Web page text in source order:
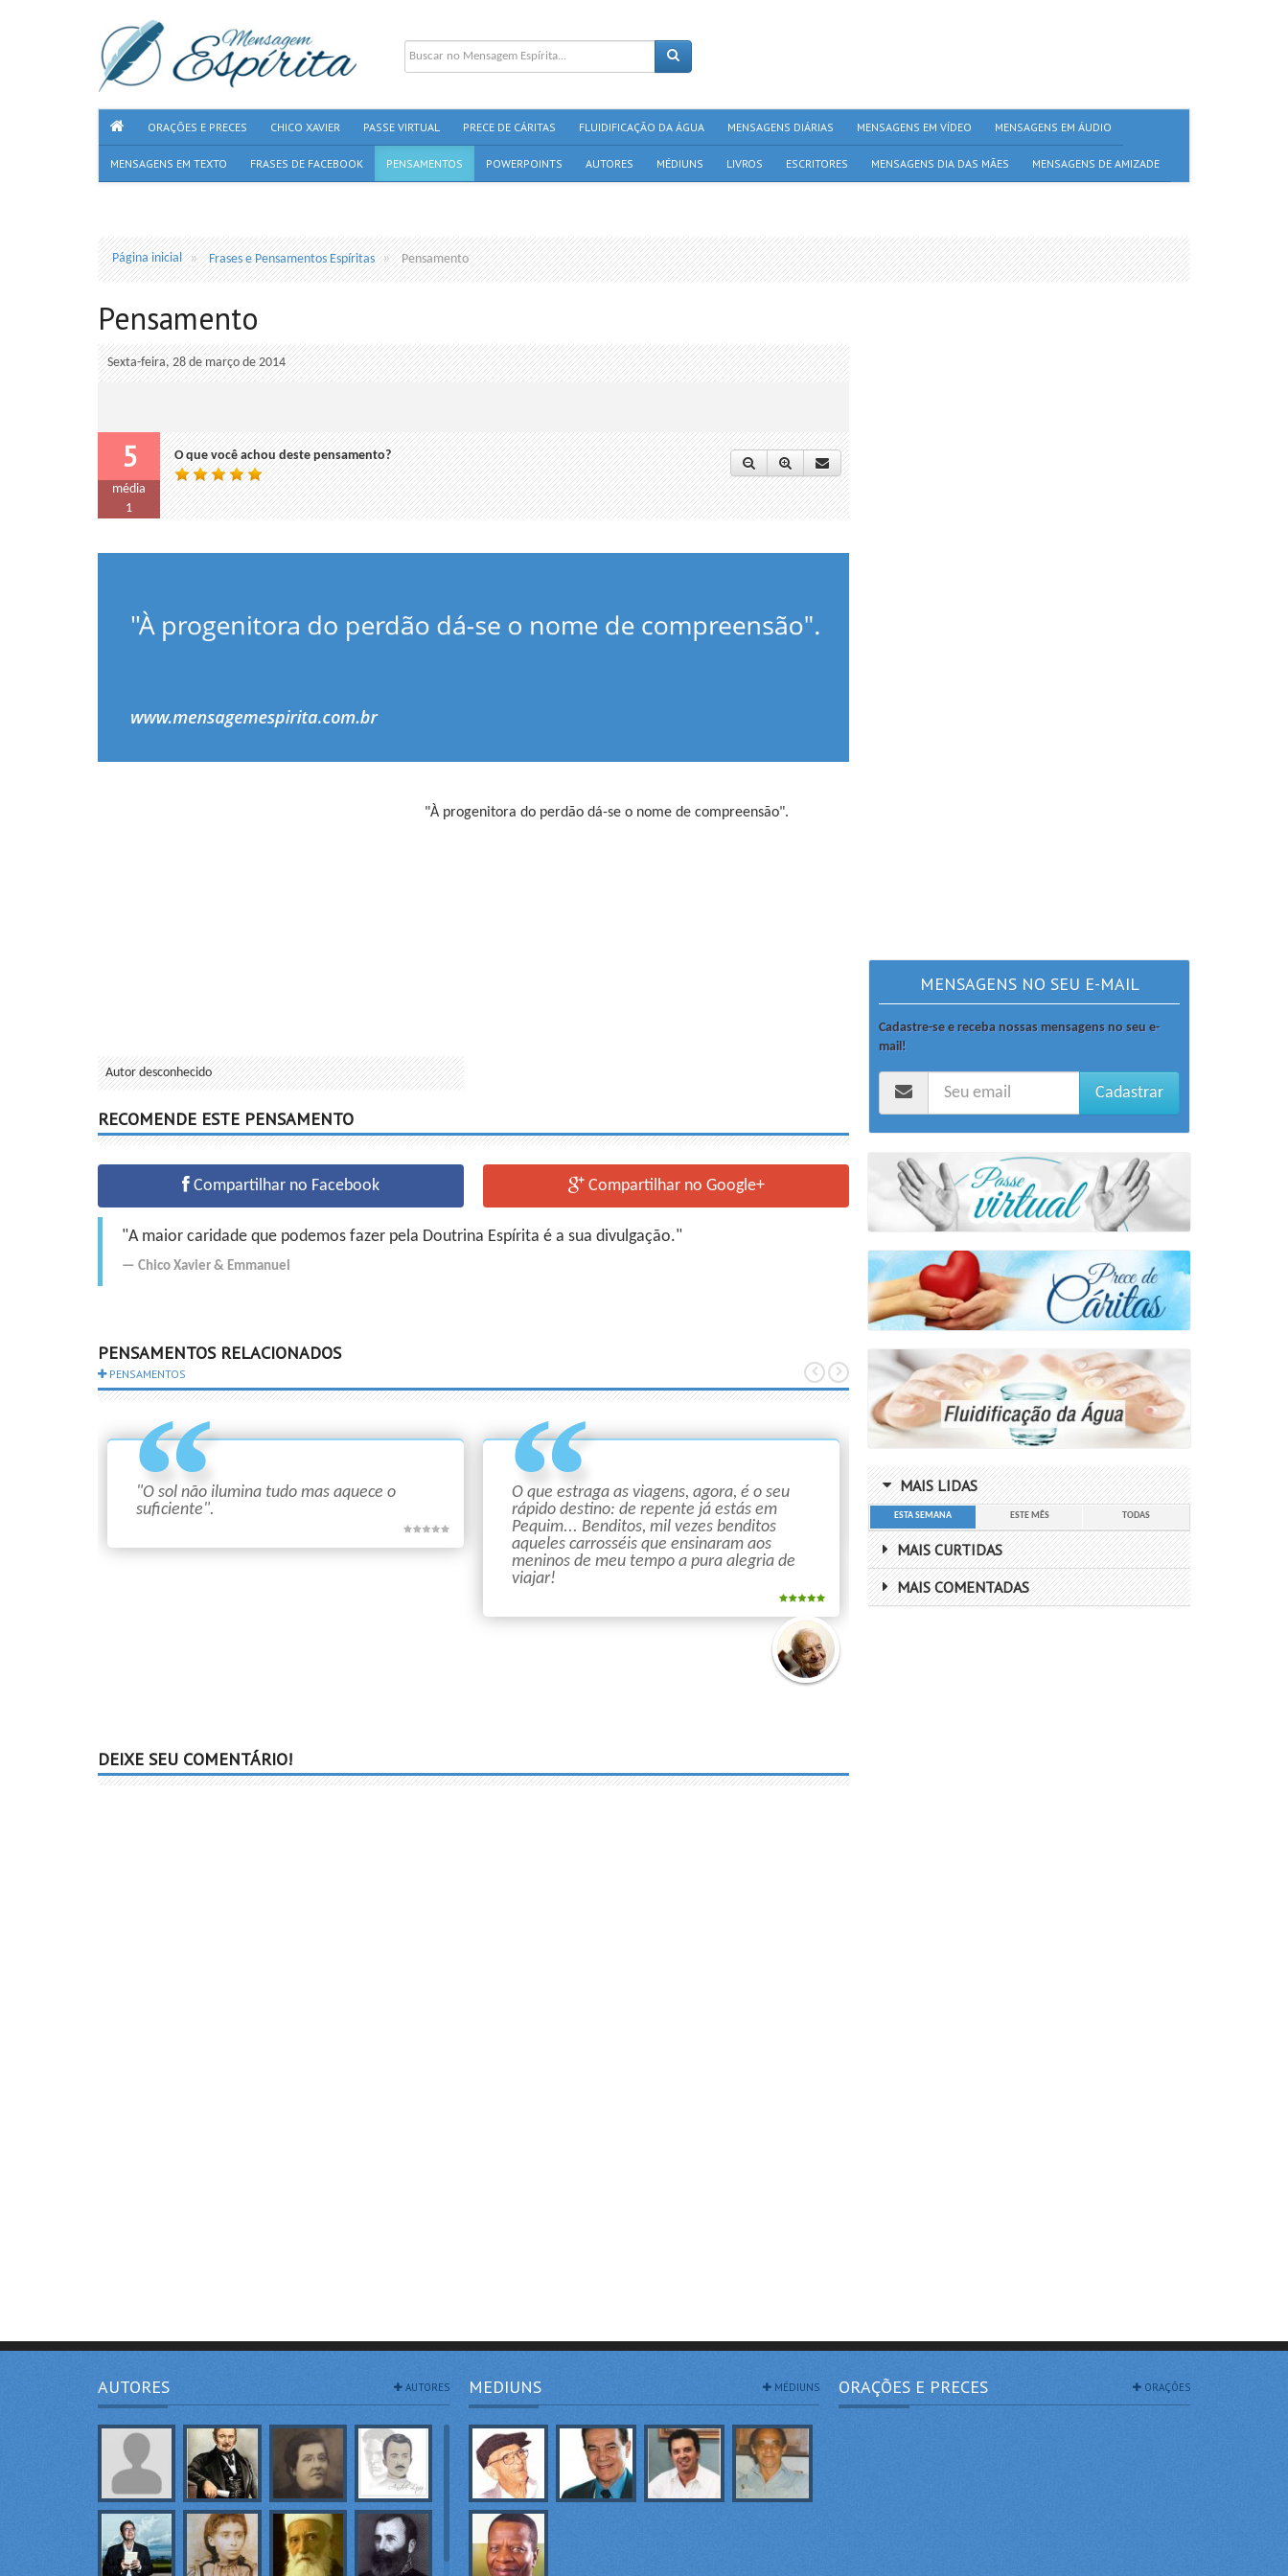
ORAÇÕES E PRECES CHICO XAVIER PASSE VIRTUAL PRECE DE CÁRITAS FLUIDIFICAÇÃO DA ÁGUA MENSAGENS DIÁRIAS MENSAGENS EM VÍDEO MENSAGENS EM ÁUDIO
MENSAGENS EM TEXTO FRASES DE FACEBOOK PENSAMENTOS POWERPOINTS AUTORES MÉDIUNS LIVROS ESCRITORES MENSAGENS DIA DAS MÃES MENSAGENS DE AMIZADE
Página inicial Frases e Pensamentos Espíritas Pensamento
Pensamento
Sexta-feira, 28 de março de 2014
5
média
1
O que você achou deste pensamento?
"À progenitora do perdão dá-se o nome de compreensão".
Autor desconhecido
RECOMENDE ESTE PENSAMENTO
Compartilhar no Facebook Compartilhar no Google+
"A maior caridade que podemos fazer pela Doutrina Espírita é a sua divulgação."
Chico Xavier & Emmanuel
PENSAMENTOS RELACIONADOS
PENSAMENTOS
"O sol não ilumina tudo mas aquece o
suficiente".
O que estraga as viagens, agora, é o seu
rápido destino: de repente já estás em
Pequim... Benditos, mil vezes benditos
aqueles carrosséis que ensinaram aos
meninos de meu tempo a pura alegria de
viajar!
"A verdade e a realidade estão sempre
ligadas".
DEIXE SEU COMENTÁRIO!
MENSAGENS NO SEU E-MAIL
Cadastre-se e receba nossas mensagens no seu e-
mail!
Cadastrar
MAIS LIDAS
ESTA SEMANA ESTE MÊS TODAS
MAIS CURTIDAS
MAIS COMENTADAS
AUTORES AUTORES MEDIUNS MÉDIUNS ORAÇÕES E PRECES ORAÇÕES